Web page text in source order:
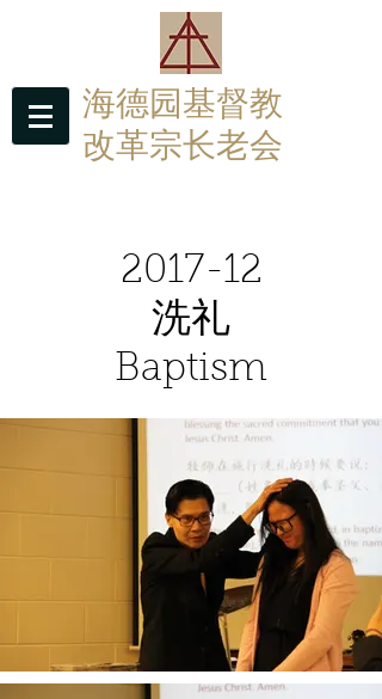
海德园基督教
改革宗长老会
2017-12
洗礼
Baptism